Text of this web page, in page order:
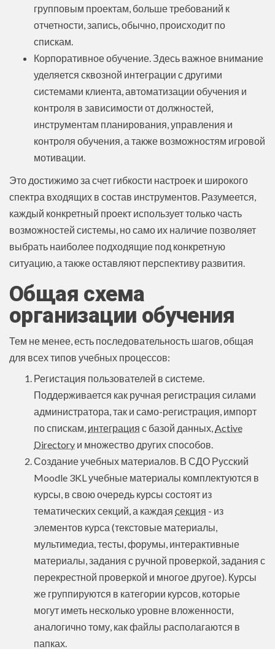
групповым проектам, больше требований к
отчетности, запись, обычно, происходит по
спискам.
Корпоративное обучение. Здесь важное внимание
уделяется сквозной интеграции с другими
системами клиента, автоматизации обучения и
контроля в зависимости от должностей,
инструментам планирования, управления и
контроля обучения, а также возможностям игровой
мотивации.
Это достижимо за счет гибкости настроек и широкого
спектра входящих в состав инструментов. Разумеется,
каждый конкретный проект использует только часть
возможностей системы, но само их наличие позволяет
выбрать наиболее подходящие под конкретную
ситуацию, а также оставляют перспективу развития.
Общая схема
организации обучения
Тем не менее, есть последовательность шагов, общая
для всех типов учебных процессов:
Регистация пользователей в системе.
Поддерживается как ручная регистрация силами
администратора, так и само-регистрация, импорт
по спискам, интеграция с базой данных,Active
Directory и множество других способов.
Создание учебных материалов. В СДО Русский
Moodle 3KL учебные материалы комплектуются в
курсы, в свою очередь курсы состоят из
тематических секций, а каждая секция - из
элементов курса (текстовые материалы,
мультимедиа, тесты, форумы, интерактивные
материалы, задания с ручной проверкой, задания с
перекрестной проверкой и многое другое). Курсы
же группируются в категории курсов, которые
могут иметь несколько уровне вложенности,
аналогично тому, как файлы располагаются в
папках.